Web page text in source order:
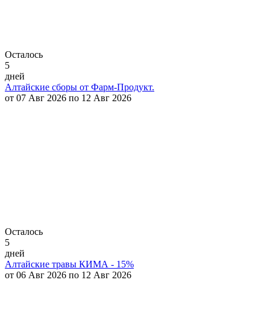
Осталось
5
дней
Алтайские сборы от Фарм-Продукт.
от 07 Авг 2026 по 12 Авг 2026
Осталось
5
дней
Алтайские травы КИМА - 15%
от 06 Авг 2026 по 12 Авг 2026